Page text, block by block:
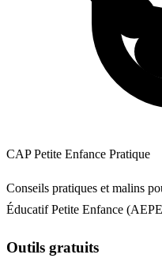
CAP Petite Enfance Pratique
Conseils pratiques et malins
Éducatif Petite Enfance
Outils gratuits